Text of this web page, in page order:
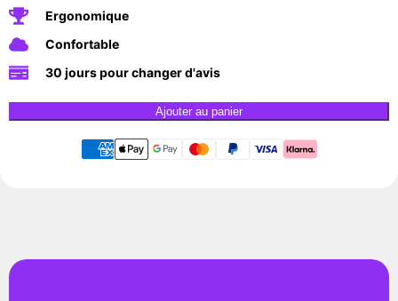
Ergonomique
Confortable
30 jours pour changer d'avis
Ajouter au panier